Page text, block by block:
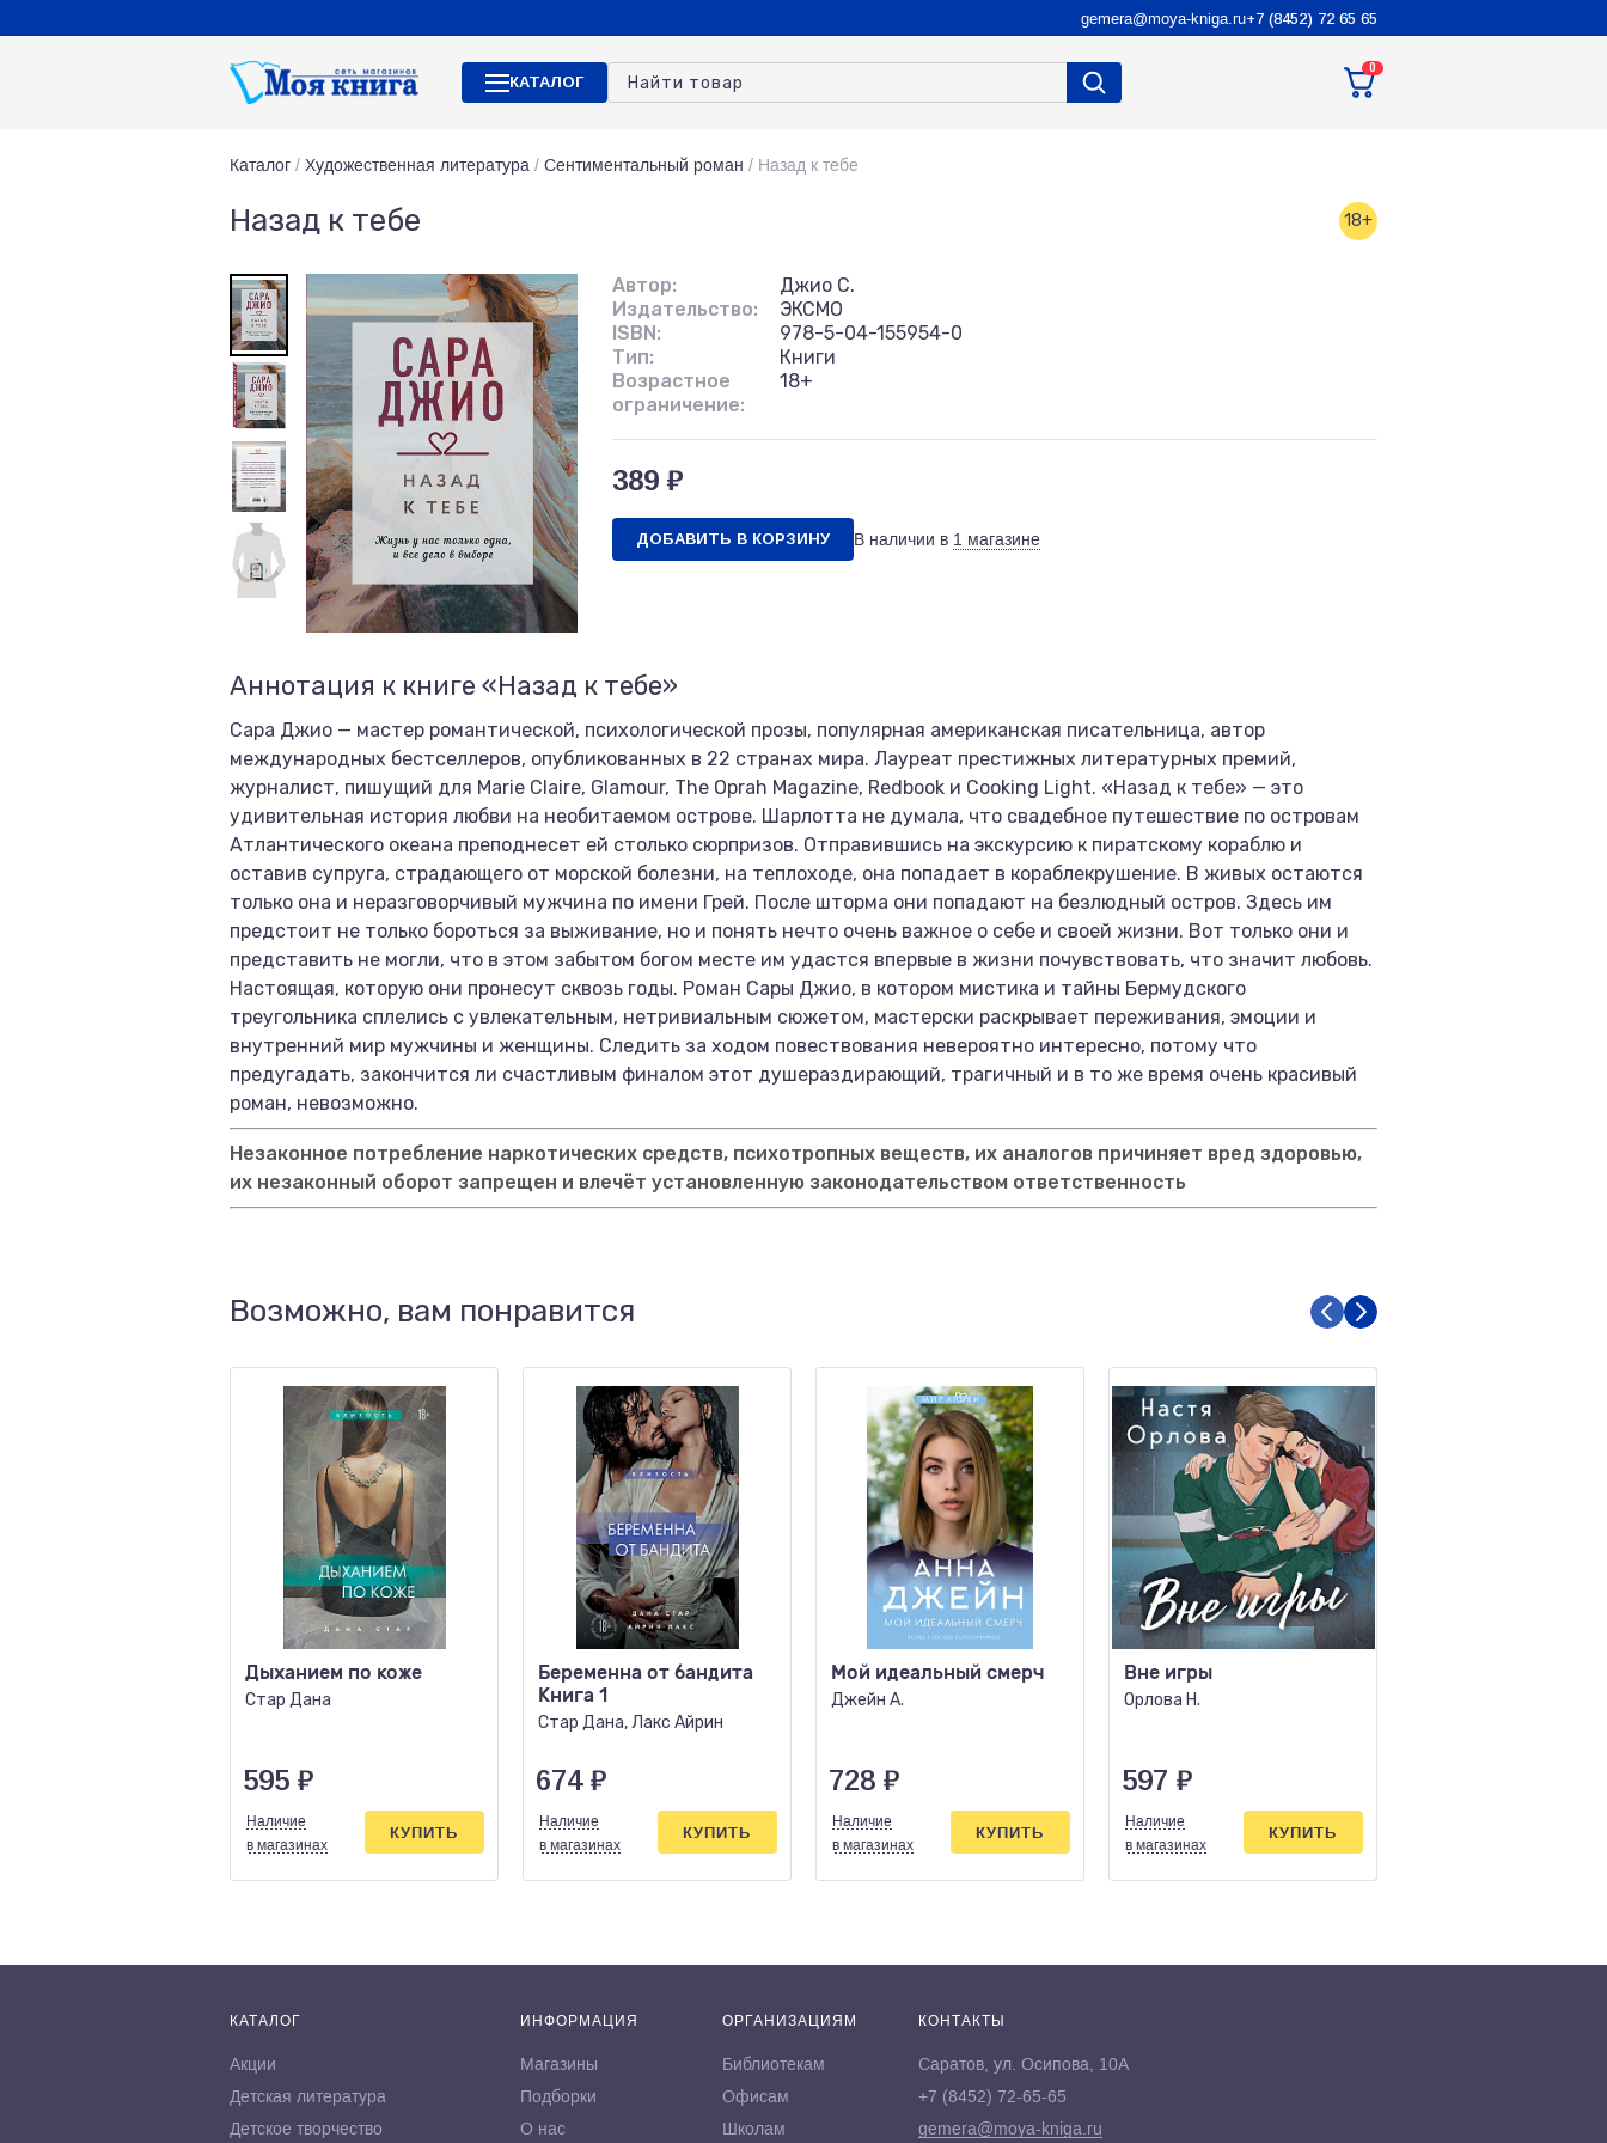
gemera@moya-kniga.ru+7 (8452) 72 65 65
КАТАЛОГ
0
Каталог / Художественная литература / Сентиментальный роман / Назад к тебе
Назад к тебе 18+
Автор:
Джио С.
Издательство:
ЭКСМО
ISBN:
978-5-04-155954-0
Тип:
Книги
Возрастное
ограничение:
18+
389 ₽
ДОБАВИТЬ В КОРЗИНУ В наличии в 1 магазине
Аннотация к книге «Назад к тебе»
Сара Джио — мастер романтической, психологической прозы, популярная американская писательница, автор
международных бестселлеров, опубликованных в 22 странах мира. Лауреат престижных литературных премий,
журналист, пишущий для Marie Claire, Glamour, The Oprah Magazine, Redbook и Cooking Light. «Назад к тебе» — это
удивительная история любви на необитаемом острове. Шарлотта не думала, что свадебное путешествие по островам
Атлантического океана преподнесет ей столько сюрпризов. Отправившись на экскурсию к пиратскому кораблю и
оставив супруга, страдающего от морской болезни, на теплоходе, она попадает в кораблекрушение. В живых остаются
только она и неразговорчивый мужчина по имени Грей. После шторма они попадают на безлюдный остров. Здесь им
предстоит не только бороться за выживание, но и понять нечто очень важное о себе и своей жизни. Вот только они и
представить не могли, что в этом забытом богом месте им удастся впервые в жизни почувствовать, что значит любовь.
Настоящая, которую они пронесут сквозь годы. Роман Сары Джио, в котором мистика и тайны Бермудского
треугольника сплелись с увлекательным, нетривиальным сюжетом, мастерски раскрывает переживания, эмоции и
внутренний мир мужчины и женщины. Следить за ходом повествования невероятно интересно, потому что
предугадать, закончится ли счастливым финалом этот душераздирающий, трагичный и в то же время очень красивый
роман, невозможно.
Незаконное потребление наркотических средств, психотропных веществ, их аналогов причиняет вред здоровью,
их незаконный оборот запрещен и влечёт установленную законодательством ответственность
Возможно, вам понравится
Дыханием по коже
Стар Дана
595 ₽
Наличие
в магазинах
КУПИТЬ
Беременна от бандита
Книга 1
Стар Дана, Лакс Айрин
674 ₽
Наличие
в магазинах
КУПИТЬ
Мой идеальный смерч
Джейн А.
728 ₽
Наличие
в магазинах
КУПИТЬ
Вне игры
Орлова Н.
597 ₽
Наличие
в магазинах
КУПИТЬ
КАТАЛОГ
Акции
Детская литература
Детское творчество
ИНФОРМАЦИЯ
Магазины
Подборки
О нас
ОРГАНИЗАЦИЯМ
Библиотекам
Офисам
Школам
КОНТАКТЫ
Саратов, ул. Осипова, 10А
+7 (8452) 72-65-65
gemera@moya-kniga.ru